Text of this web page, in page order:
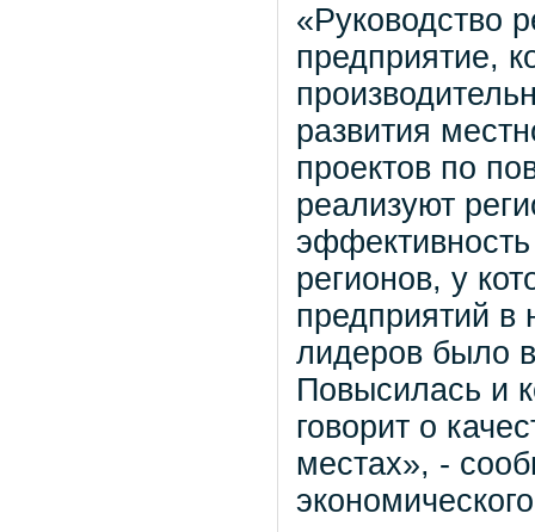
«Руководство
предприятие,
развития
проектов по
реализуют
эффективность
регионов, у
предприятий в
лидеров было
Повысилась и
говорит о
местах», -